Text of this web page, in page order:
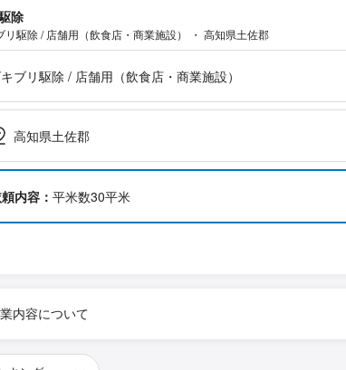
除
リ駆除 / 店舗用（飲食店・商業施設） ・ 高知県土佐郡
ブリ駆除 / 店舗用（飲食店・商業施設）
高知県土佐郡
内容： 平米数30平米
内容について